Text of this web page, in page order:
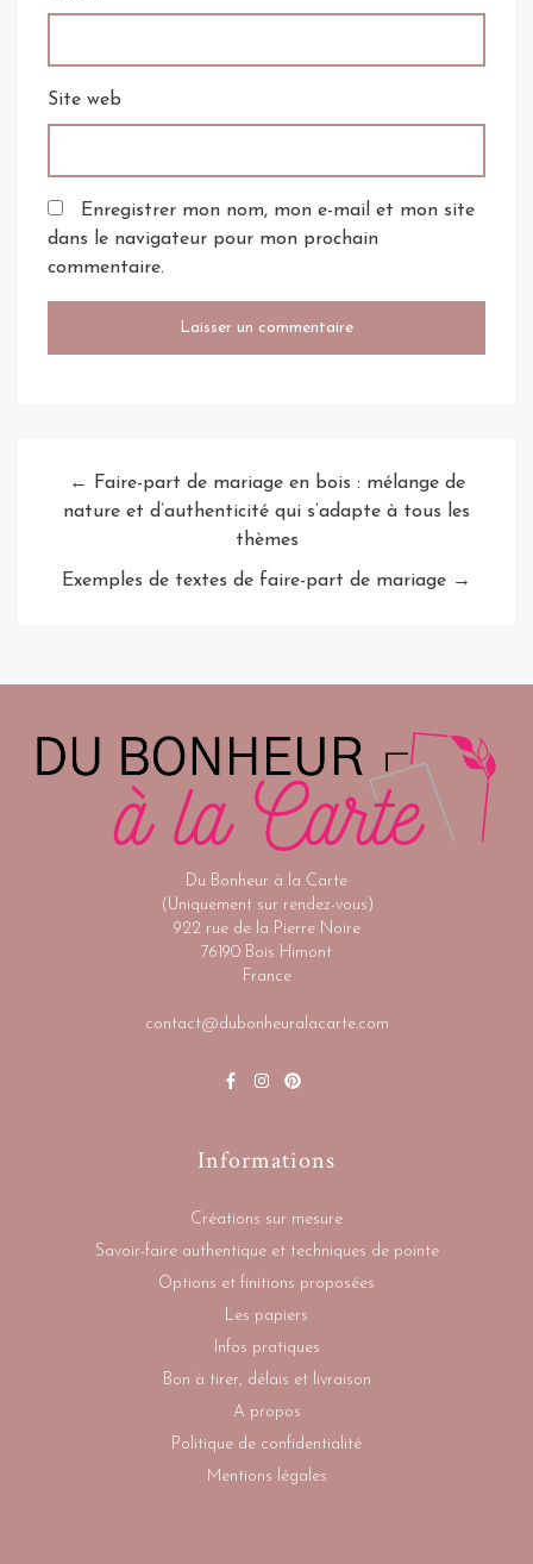
Site web
Enregistrer mon nom, mon e-mail et mon site
dans le navigateur pour mon prochain
commentaire.
← Faire-part de mariage en bois : mélange de
nature et d’authenticité qui s’adapte à tous les
thèmes
Exemples de textes de faire-part de mariage →
Du Bonheur à la Carte
(Uniquement sur rendez-vous)
922 rue de la Pierre Noire
76190 Bois Himont
France
contact@dubonheuralacarte.com
Informations
Créations sur mesure
Savoir-faire authentique et techniques de pointe
Options et finitions proposées
Les papiers
Infos pratiques
Bon à tirer, délais et livraison
A propos
Politique de confidentialité
Mentions légales